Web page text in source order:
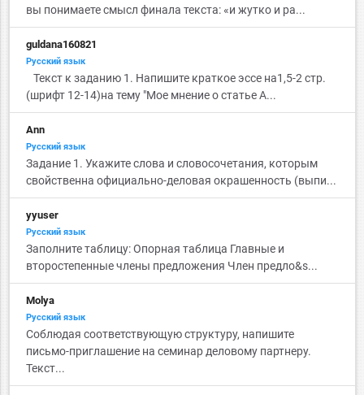
вы понимаете смысл финала текста: «и жутко и ра...
guldana160821
Русский язык
Текст к заданию 1. Напишите краткое эссе на1,5-2 стр.
(шрифт 12-14)на тему "Мое мнение о статье А...
Ann
Русский язык
Задание 1. Укажите слова и словосочетания, которым
свойственна официально-деловая окрашенность (выпи...
yyuser
Русский язык
Заполните таблицу: Опорная таблица Главные и
второстепенные члены предложения Член предло&s...
Molya
Русский язык
Соблюдая соответствующую структуру, напишите
письмо-приглашение на семинар деловому партнеру.
Текст...